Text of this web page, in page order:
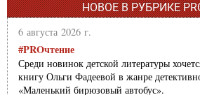
НОВОЕ В РУБРИКЕ
6 августа 2026 г.
#PROчтение
Среди новинок детской литературы
книгу Ольги Фадеевой в жанре
«Маленький бирюзовый автобус».